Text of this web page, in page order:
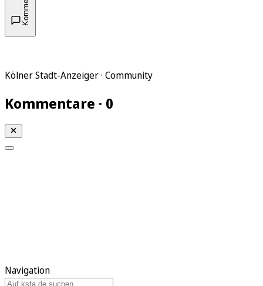
Kölner Stadt-Anzeiger · Community
Kommentare · 0
Navigation